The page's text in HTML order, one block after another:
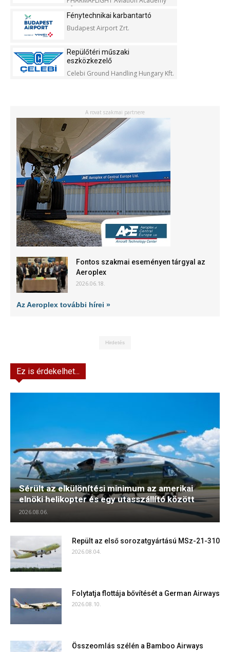
Kft.
Fénytechnikai karbantartó
Budapest Airport Zrt.
Repülőtéri műszaki
eszközkezelő
Celebi Ground Handling Hungary Kft.
A rovat szakmai partnere
Fontos szakmai eseményen tárgyal az
Aeroplex
2026.06.18.
Az Aeroplex további hírei »
Hirdetés
Ez is érdekelhet...
Sérült az elkülönítési minimum az amerikai
elnöki helikopter és egy utasszállító között
2026.08.06.
Repült az első sorozatgyártású MSz-21-310
2026.08.04.
Folytatja flottája bővítését a German Airways
2026.08.10.
Összeomlás szélén a Bamboo Airways